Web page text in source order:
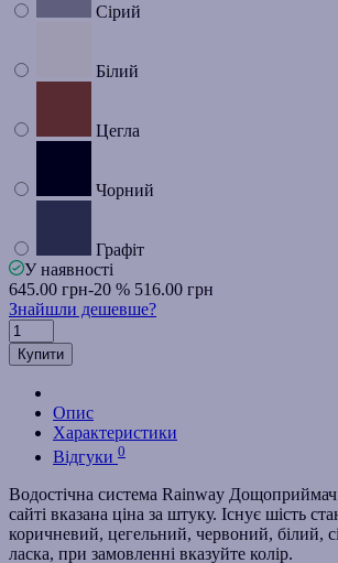
Сірий
Білий
Цегла
Чорний
Графіт
У наявності
645.00 грн-20 % 516.00 грн
Знайшли дешевше?
Купити
Опис
Характеристики
Відгуки 0
Водостічна система Rainway
сайті вказана ціна за штуку. Існує шість
коричневий, цегельний, червоний, білий,
ласка, при замовленні вказуйте колір.